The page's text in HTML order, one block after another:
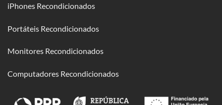
iPhones Recondicionados
Portáteis Recondicionados
Monitores Recondicionados
Computadores Recondicionados